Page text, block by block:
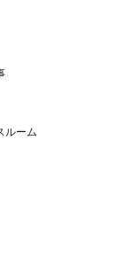
ルーム